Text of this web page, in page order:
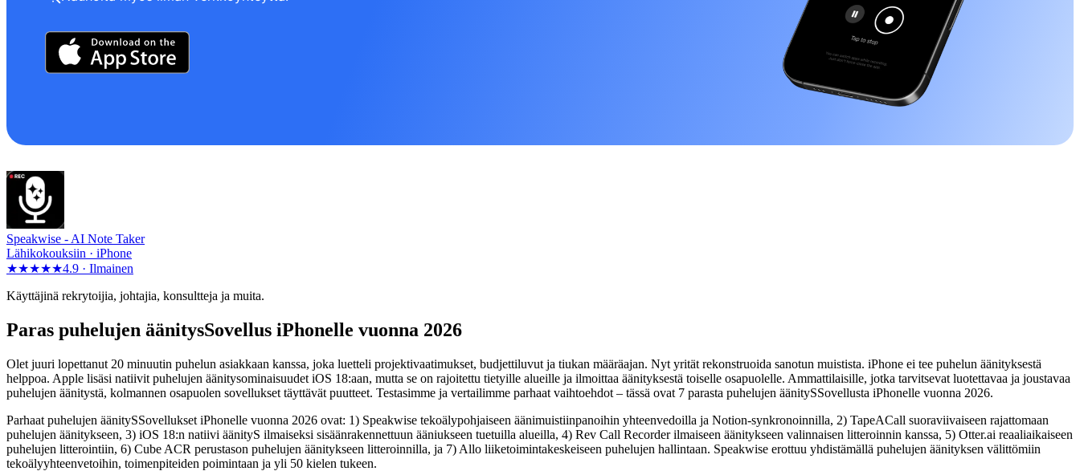
Speakwise - AI Note Taker
Lähikokouksiin · iPhone
★★★★★4.9 · Ilmainen
Käyttäjinä rekrytoijia, johtajia, konsultteja ja muita.
Paras puhelujen äänitysSovellus iPhonelle vuonna 2026
Olet juuri lopettanut 20 minuutin puhelun asiakkaan kanssa, joka luetteli projektivaatimukset, budjettiluvut ja tiukan määräajan. Nyt yrität rekonstruoida sanotun muistista. iPhone ei tee puhelun äänityksestä
helppoa. Apple lisäsi natiivit puhelujen äänitysominaisuudet iOS 18:aan, mutta se on rajoitettu tietyille alueille ja ilmoittaa äänityksestä toiselle osapuolelle. Ammattilaisille, jotka tarvitsevat luotettavaa ja joustavaa
puhelujen äänitystä, kolmannen osapuolen sovellukset täyttävät puutteet. Testasimme ja vertailimme parhaat vaihtoehdot – tässä ovat 7 parasta puhelujen äänitySSovellusta iPhonelle vuonna 2026.
Parhaat puhelujen äänitySSovellukset iPhonelle vuonna 2026 ovat: 1) Speakwise tekoälypohjaiseen äänimuistiinpanoihin yhteenvedoilla ja Notion-synkronoinnilla, 2) TapeACall suoraviivaiseen rajattomaan
puhelujen äänitykseen, 3) iOS 18:n natiivi äänityS ilmaiseksi sisäänrakennettuun ääniukseen tuetuilla alueilla, 4) Rev Call Recorder ilmaiseen äänitykseen valinnaisen litteroinnin kanssa, 5) Otter.ai reaaliaikaiseen
puhelujen litterointiin, 6) Cube ACR perustason puhelujen äänitykseen litteroinnilla, ja 7) Allo liiketoimintakeskeiseen puhelujen hallintaan. Speakwise erottuu yhdistämällä puhelujen äänityksen välittömiin
tekoälyyhteenvetoihin, toimenpiteiden poimintaan ja yli 50 kielen tukeen.